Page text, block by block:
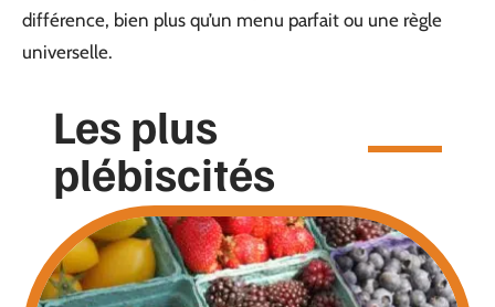
différence, bien plus qu’un menu parfait ou une règle
universelle.
Les plus
plébiscités